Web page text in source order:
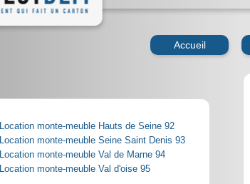
Accueil
Location monte-meuble Hauts de Seine 92
Location monte-meuble Seine Saint Denis 93
Location monte-meuble Val de Marne 94
Location monte-meuble Val d'oise 95